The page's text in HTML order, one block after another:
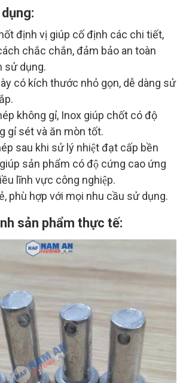
định vị giúp cố định các chi tiết,
chắc chắn, đảm bảo an toàn
sử dụng.
có kích thước nhỏ gọn, dễ dàng sử
không gỉ, Inox giúp chốt có độ
gỉ sét và ăn mòn tốt.
sau khi sử lý nhiệt đạt cấp bền
giúp sản phẩm có độ cứng cao ứng
lĩnh vực công nghiệp.
phù hợp với mọi nhu cầu sử dụng.
sản phẩm thực tế: